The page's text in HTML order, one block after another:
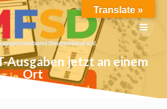
Skip
to
content
Ausgaben jetzt an einem
Ort
Translate »